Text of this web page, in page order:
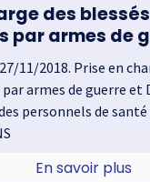
des
par armes de
11/2018. Prise en
armes de guerre et
personnels de
En savoir plus